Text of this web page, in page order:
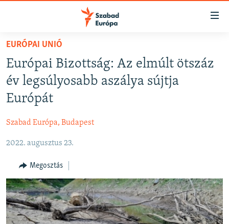
Akadálymentes
Ugrás
fő
oldalra
Ugrás
tartalomjegyzékre
AKTUÁLIS
PODCASTOK
ELEMZŐ
NER15
SZABADON
TÁRSADALOM
DEMOKRÁCIA
A PÉNZ NYOMÁBAN
EURÓPAI UNIÓ
Európai Bizottság: Az elmúlt ötszáz
év legsúlyosabb aszálya sújtja
Európát
Szabad Európa, Budapest
2022. augusztus 23.
Megosztás
FELIRATKOZÁS
Spotify